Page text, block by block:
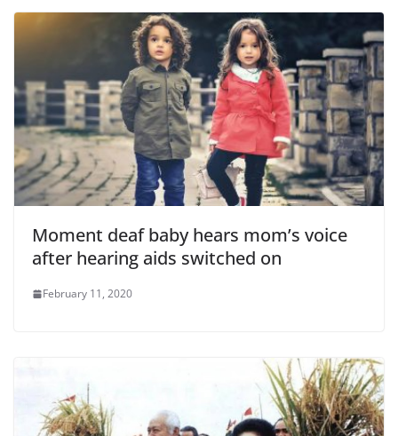
Moment deaf baby hears mom’s voice
after hearing aids switched on
February 11, 2020